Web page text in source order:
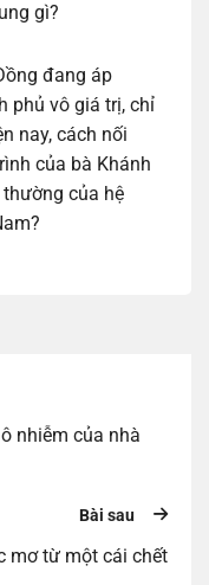
gì?
đang áp
phủ vô giá trị, chỉ
nay, cách nối
của bà Khánh
của hệ
nhiễm của nhà
Bài sau
mơ từ một cái chết